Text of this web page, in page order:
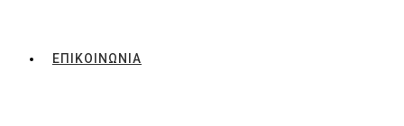
ΕΠΙΚΟΙΝΩΝΙΑ